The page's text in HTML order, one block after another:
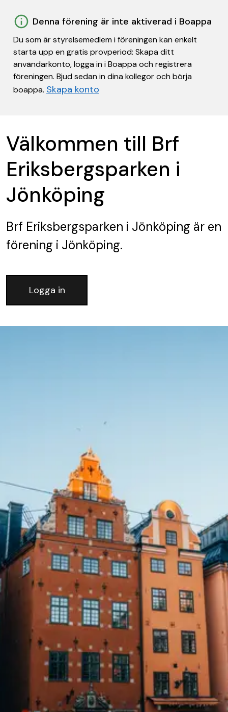
Denna förening är inte aktiverad i Boappa
Du som är styrelsemedlem i föreningen kan enkelt
starta upp en gratis provperiod: Skapa ditt
användarkonto, logga in i Boappa och registrera
föreningen. Bjud sedan in dina kollegor och börja
boappa. Skapa konto
Välkommen till Brf
Eriksbergsparken i
Jönköping
Brf Eriksbergsparken i Jönköping är en
förening i Jönköping.
Logga in